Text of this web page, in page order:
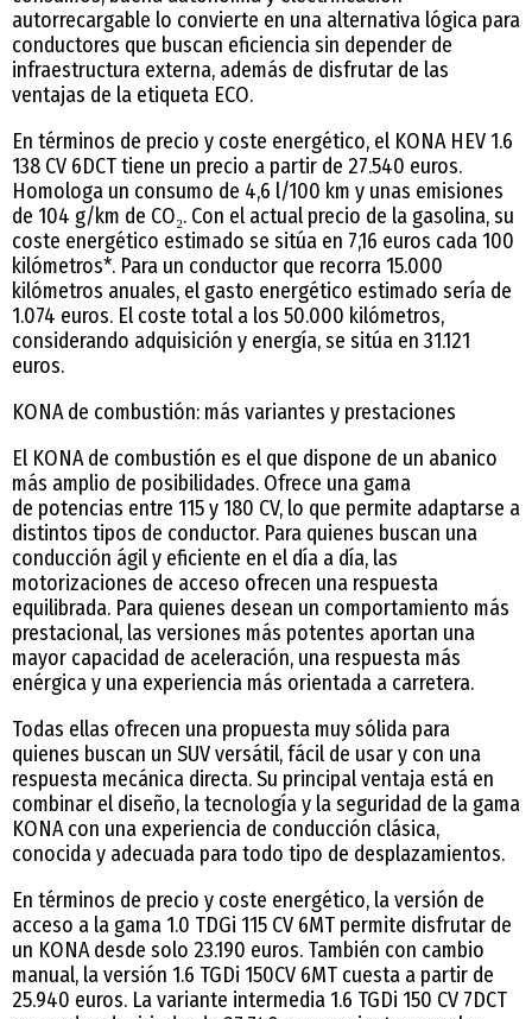
autorrecargable lo convierte en una alternativa lógica para
conductores que buscan eficiencia sin depender de
infraestructura externa, además de disfrutar de las
ventajas de la etiqueta ECO.
En términos de precio y coste energético, el KONA HEV 1.6
138 CV 6DCT tiene un precio a partir de 27.540 euros.
Homologa un consumo de 4,6 l/100 km y unas emisiones
de 104 g/km de CO₂. Con el actual precio de la gasolina, su
coste energético estimado se sitúa en 7,16 euros cada 100
kilómetros*. Para un conductor que recorra 15.000
kilómetros anuales, el gasto energético estimado sería de
1.074 euros. El coste total a los 50.000 kilómetros,
considerando adquisición y energía, se sitúa en 31.121
euros.
KONA de combustión: más variantes y prestaciones
El KONA de combustión es el que dispone de un abanico
más amplio de posibilidades. Ofrece una gama
de potencias entre 115 y 180 CV, lo que permite adaptarse a
distintos tipos de conductor. Para quienes buscan una
conducción ágil y eficiente en el día a día, las
motorizaciones de acceso ofrecen una respuesta
equilibrada. Para quienes desean un comportamiento más
prestacional, las versiones más potentes aportan una
mayor capacidad de aceleración, una respuesta más
enérgica y una experiencia más orientada a carretera.
Todas ellas ofrecen una propuesta muy sólida para
quienes buscan un SUV versátil, fácil de usar y con una
respuesta mecánica directa. Su principal ventaja está en
combinar el diseño, la tecnología y la seguridad de la gama
KONA con una experiencia de conducción clásica,
conocida y adecuada para todo tipo de desplazamientos.
En términos de precio y coste energético, la versión de
acceso a la gama 1.0 TDGi 115 CV 6MT permite disfrutar de
un KONA desde solo 23.190 euros. También con cambio
manual, la versión 1.6 TGDi 150CV 6MT cuesta a partir de
25.940 euros. La variante intermedia 1.6 TGDi 150 CV 7DCT